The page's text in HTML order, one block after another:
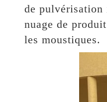
de pulvérisation
nuage de
les moustiques.